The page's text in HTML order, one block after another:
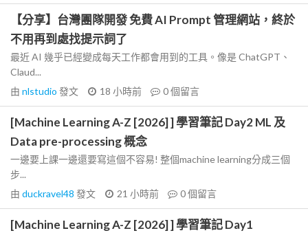
【分享】台灣團隊開發 免費 AI Prompt 管理網站，終於
不用再到處找提示詞了
最近 AI 幾乎已經變成每天工作都會用到的工具。像是 ChatGPT、
Claud...
由 nlstudio 發文 18 小時前 0個留言
[Machine Learning A-Z [2026] ] 學習筆記 Day2 ML 及
Data pre-processing 概念
一邊要上課一邊還要寫這個不容易! 整個machine learning分成三個
步...
由 duckravel48 發文 21 小時前 0個留言
[Machine Learning A-Z [2026] ] 學習筆記 Day1